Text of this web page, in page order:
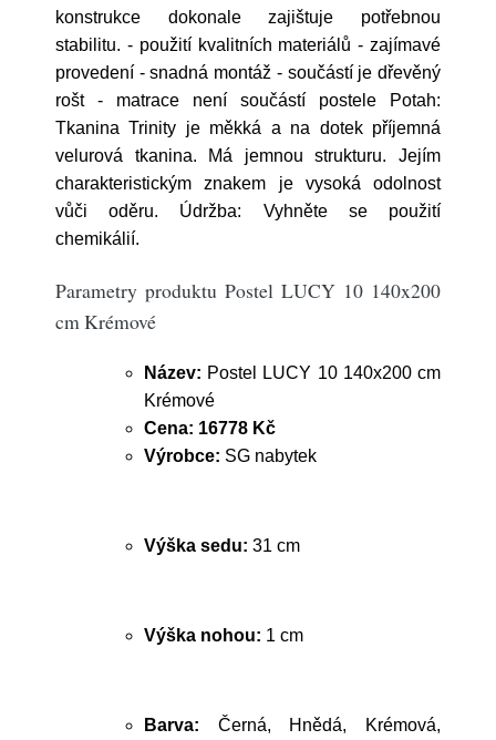
konstrukce dokonale zajištuje potřebnou
stabilitu. - použití kvalitních materiálů - zajímavé
provedení - snadná montáž - součástí je dřevěný
rošt - matrace není součástí postele Potah:
Tkanina Trinity je měkká a na dotek příjemná
velurová tkanina. Má jemnou strukturu. Jejím
charakteristickým znakem je vysoká odolnost
vůči oděru. Údržba: Vyhněte se použití
chemikálií.
Parametry produktu Postel LUCY 10 140x200
cm Krémové
Název: Postel LUCY 10 140x200 cm
Krémové
Cena: 16778 Kč
Výrobce: SG nabytek
Výška sedu: 31 cm
Výška nohou: 1 cm
Barva: Černá, Hnědá, Krémová,